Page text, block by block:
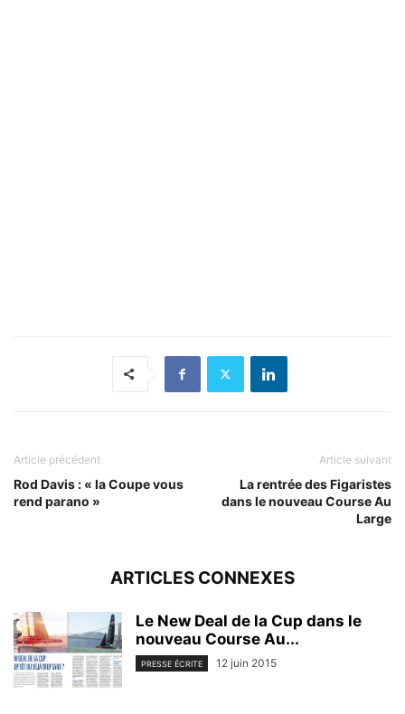
Article précédent
Rod Davis : « la Coupe vous
rend parano »
Article suivant
La rentrée des Figaristes
dans le nouveau Course Au
Large
ARTICLES CONNEXES
Le New Deal de la Cup dans le
nouveau Course Au...
PRESSE ÉCRITE 12 juin 2015